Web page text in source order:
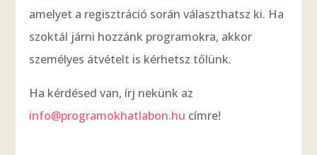
amelyet a regisztráció során választhatsz ki. Ha
szoktál járni hozzánk programokra, akkor
személyes átvételt is kérhetsz tőlünk.
Ha kérdésed van, írj nekünk az
info@programokhatlabon.hu címre!